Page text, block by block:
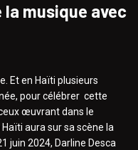
la musique avec
Et en Haïti plusieurs
pour célébrer cette
œuvrant dans le
aura sur sa scène la
juin 2024, Darline Desca